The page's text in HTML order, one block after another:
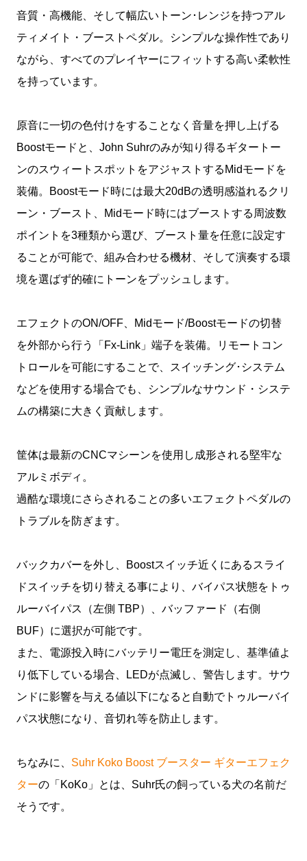
音質・高機能、そして幅広いトーン･レンジを持つアル
ティメイト・ブーストペダル。シンプルな操作性であり
ながら、すべてのプレイヤーにフィットする高い柔軟性
を持っています。
原音に一切の色付けをすることなく音量を押し上げる
Boostモードと、John Suhrのみが知り得るギタートー
ンのスウィートスポットをアジャストするMidモードを
装備。Boostモード時には最大20dBの透明感溢れるクリ
ーン・ブースト、Midモード時にはブーストする周波数
ポイントを3種類から選び、ブースト量を任意に設定す
ることが可能で、組み合わせる機材、そして演奏する環
境を選ばず的確にトーンをプッシュします。
エフェクトのON/OFF、Midモード/Boostモードの切替
を外部から行う「Fx-Link」端子を装備。リモートコン
トロールを可能にすることで、スイッチング･システム
などを使用する場合でも、シンプルなサウンド・システ
ムの構築に大きく貢献します。
筐体は最新のCNCマシーンを使用し成形される堅牢な
アルミボディ。
過酷な環境にさらされることの多いエフェクトペダルの
トラブルを防ぎます。
バックカバーを外し、Boostスイッチ近くにあるスライ
ドスイッチを切り替える事により、バイパス状態をトゥ
ルーバイパス（左側 TBP）、バッファード（右側
BUF）に選択が可能です。
また、電源投入時にバッテリー電圧を測定し、基準値よ
り低下している場合、LEDが点滅し、警告します。サウ
ンドに影響を与える値以下になると自動でトゥルーバイ
パス状態になり、音切れ等を防止します。
ちなみに、 Suhr Koko Boost ブースター ギターエフェク
ターの「KoKo」とは、Suhr氏の飼っている犬の名前だ
そうです。